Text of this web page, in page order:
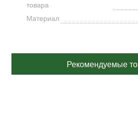
товара
Материал
Рекомендуемые